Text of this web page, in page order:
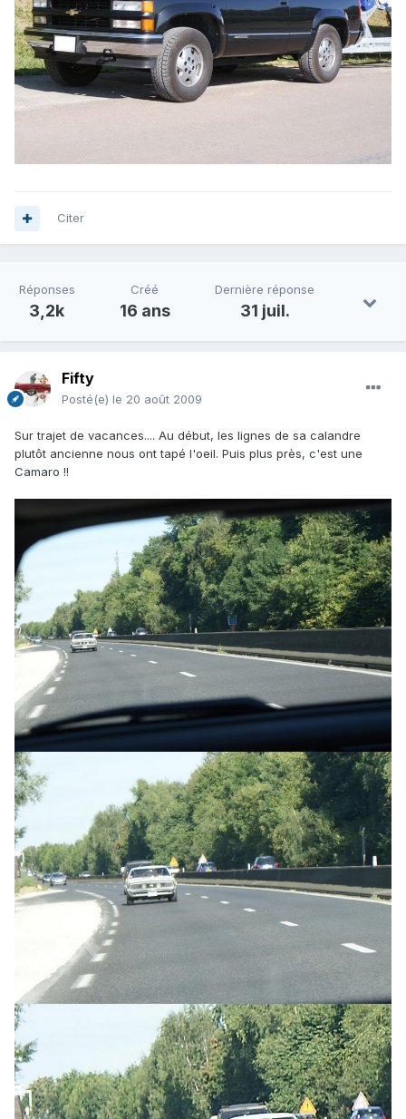
Citer
Réponses
3,2k
Créé
16 ans
Dernière réponse
31 juil.
Fifty
Posté(e) le 20 août 2009
Sur trajet de vacances.... Au début, les lignes de sa calandre
plutôt ancienne nous ont tapé l'oeil. Puis plus près, c'est une
Camaro !!